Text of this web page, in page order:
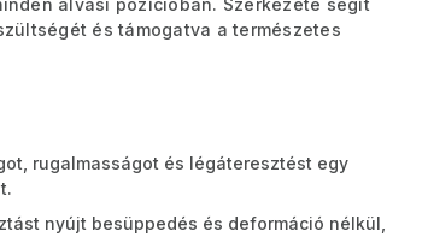
alvási pozícióban. Szerkezete segít
és támogatva a természetes
rugalmasságot és légáteresztést egy
nyújt besüppedés és deformáció nélkül,